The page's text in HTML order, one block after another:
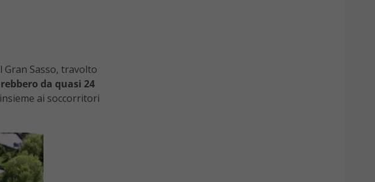
Gran Sasso, travolto
da quasi 24
ai soccorritori